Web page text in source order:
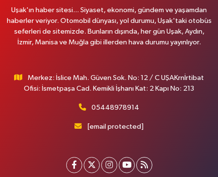
Uşak'ın haber sitesi... Siyaset, ekonomi, gündem ve yaşamdan
haberler veriyor. Otomobil dünyası, yol durumu, Uşak'taki otobüs
seferleri de sitemizde. Bunların dışında, her gün Uşak, Aydın,
İzmir, Manisa ve Muğla gibi illerden hava durumu yayınlıyor.
Merkez: İslice Mah. Güven Sok. No: 12 / C UŞAKrnİrtibat
Ofisi: İsmetpaşa Cad. Kemikli İşhanı Kat: 2 Kapı No: 213
05448978914
[email protected]